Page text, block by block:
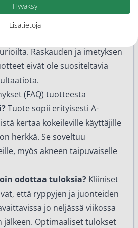
että A-vitamiinituotteet
auringonvalolle. Käytä
Raskauden ja imetyksen
eivät ole suositeltavia
(FAQ) tuotteesta
Tuote sopii erityisesti A-
kertaa kokeileville käyttäjille
herkkä. Se soveltuu
myös akneen taipuvaiselle
odottaa tuloksia? Kliiniset
että ryppyjen ja juonteiden
jo neljässä viikossa
jälkeen. Optimaaliset tulokset
Hyväksy
Lisätietoja